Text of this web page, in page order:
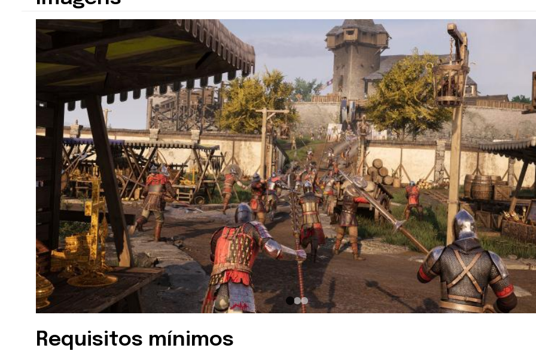
Requisitos mínimos